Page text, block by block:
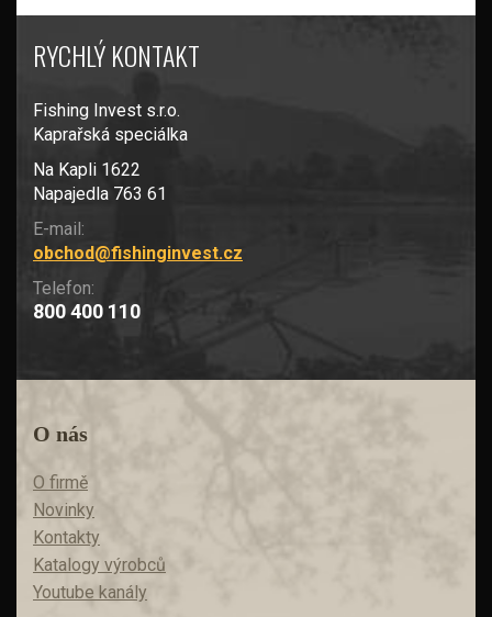
RYCHLÝ KONTAKT
Fishing Invest s.r.o.
Kaprařská speciálka
Na Kapli 1622
Napajedla 763 61
E-mail:
obchod@fishinginvest.cz
Telefon:
800 400 110
O nás
O firmě
Novinky
Kontakty
Katalogy výrobců
Youtube kanály